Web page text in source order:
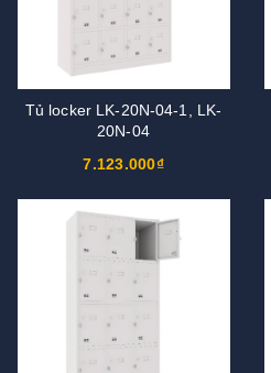
Tủ locker LK-20N-04-1, LK-
20N-04
7.123.000₫